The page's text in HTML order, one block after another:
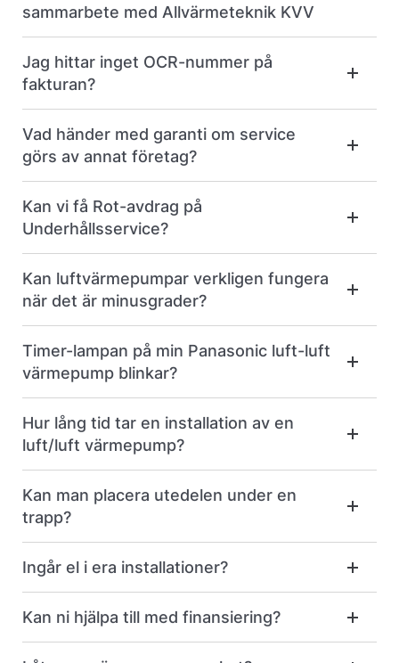
sammarbete med Allvärmeteknik KVV
Jag hittar inget OCR-nummer på
fakturan?
Vad händer med garanti om service
görs av annat företag?
Kan vi få Rot-avdrag på
Underhållsservice?
Kan luftvärmepumpar verkligen fungera
när det är minusgrader?
Timer-lampan på min Panasonic luft-luft
värmepump blinkar?
Hur lång tid tar en installation av en
luft/luft värmepump?
Kan man placera utedelen under en
trapp?
Ingår el i era installationer?
Kan ni hjälpa till med finansiering?